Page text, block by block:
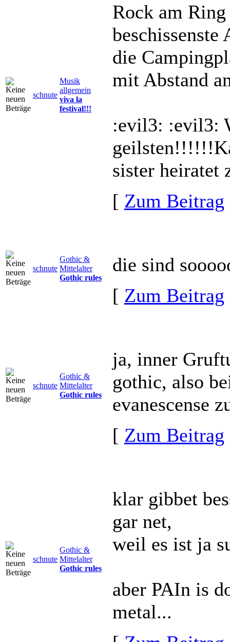
schnute
Musik
allgemein
viva la
festival!!!
Rock am
beschissenste
die
mit Abstand
:evil3: :evil3:
sister heiratet
[ Zum Beitrag
schnute
Gothic &
Mittelalter
Gothic rules
die sind
[ Zum Beitrag
schnute
Gothic &
Mittelalter
Gothic rules
ja, inner
gothic, also
evanescense
[ Zum Beitrag
schnute
Gothic &
Mittelalter
Gothic rules
klar gibbet
gar net,
weil es ist ja
aber PAIn is
metal...